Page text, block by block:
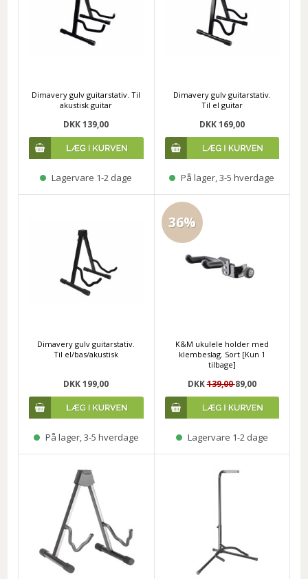
Dimavery gulv guitarstativ. Til
akustisk guitar
DKK 139,00
Lagervare 1-2 dage
Dimavery gulv guitarstativ.
Til el guitar
DKK 169,00
På lager, 3-5 hverdage
Dimavery gulv guitarstativ.
Til el/bas/akustisk
DKK 199,00
På lager, 3-5 hverdage
36%
K&M ukulele holder med
klembeslag. Sort [Kun 1
tilbage]
DKK139,0089,00
Lagervare 1-2 dage